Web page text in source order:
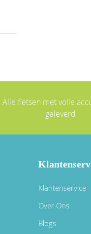
Alle fietsen met volle
geleverd
Klantenservice
Over Ons
Blogs